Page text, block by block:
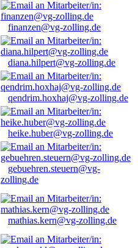
finanzen@vg-zolling.de
diana.hilpert@vg-zolling.de
qendrim.hoxhaj@vg-zolling.de
heike.huber@vg-zolling.de
gebuehren.steuern@vg-
zolling.de
mathias.kern@vg-zolling.de